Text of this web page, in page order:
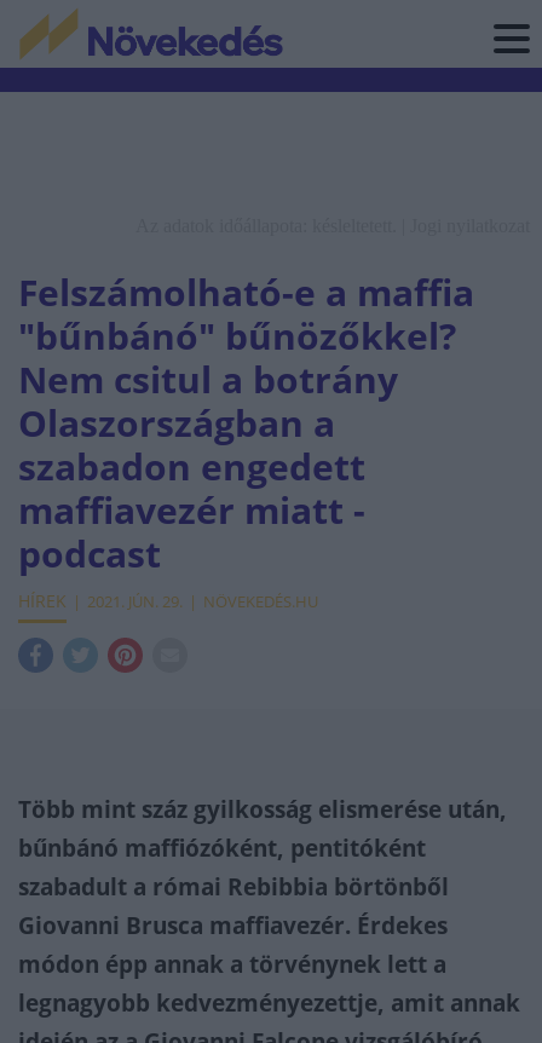
Felszámolható-e a maffia
"bűnbánó" bűnözőkkel?
Nem csitul a botrány
Olaszországban a
szabadon engedett
maffiavezér miatt -
podcast
HÍREK 2021. JÚN. 29. NÖVEKEDÉS.HU
Több mint száz gyilkosság elismerése után,
bűnbánó maffiózóként, pentitóként
szabadult a római Rebibbia börtönből
Giovanni Brusca maffiavezér. Érdekes
módon épp annak a törvénynek lett a
legnagyobb kedvezményezettje, amit annak